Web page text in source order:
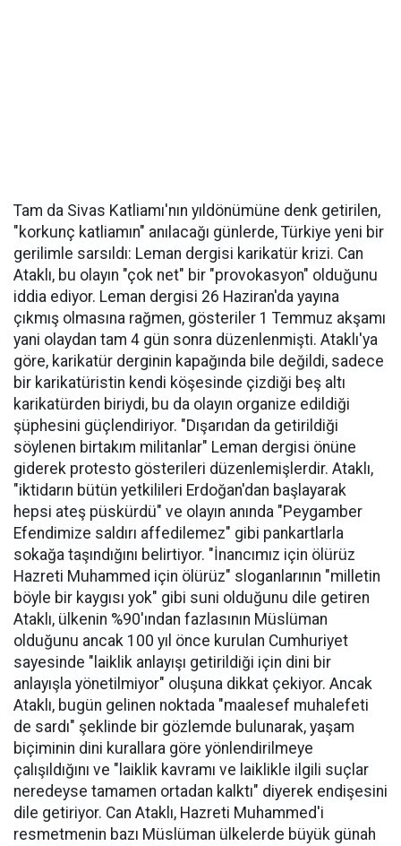
Tam da Sivas Katliamı'nın yıldönümüne denk getirilen,
"korkunç katliamın" anılacağı günlerde, Türkiye yeni bir
gerilimle sarsıldı: Leman dergisi karikatür krizi. Can
Ataklı, bu olayın "çok net" bir "provokasyon" olduğunu
iddia ediyor. Leman dergisi 26 Haziran'da yayına
çıkmış olmasına rağmen, gösteriler 1 Temmuz akşamı
yani olaydan tam 4 gün sonra düzenlenmişti. Ataklı'ya
göre, karikatür derginin kapağında bile değildi, sadece
bir karikatüristin kendi köşesinde çizdiği beş altı
karikatürden biriydi, bu da olayın organize edildiği
şüphesini güçlendiriyor. "Dışarıdan da getirildiği
söylenen birtakım militanlar" Leman dergisi önüne
giderek protesto gösterileri düzenlemişlerdir. Ataklı,
"iktidarın bütün yetkilileri Erdoğan'dan başlayarak
hepsi ateş püskürdü" ve olayın anında "Peygamber
Efendimize saldırı affedilemez" gibi pankartlarla
sokağa taşındığını belirtiyor. "İnancımız için ölürüz
Hazreti Muhammed için ölürüz" sloganlarının "milletin
böyle bir kaygısı yok" gibi suni olduğunu dile getiren
Ataklı, ülkenin %90'ından fazlasının Müslüman
olduğunu ancak 100 yıl önce kurulan Cumhuriyet
sayesinde "laiklik anlayışı getirildiği için dini bir
anlayışla yönetilmiyor" oluşuna dikkat çekiyor. Ancak
Ataklı, bugün gelinen noktada "maalesef muhalefeti
de sardı" şeklinde bir gözlemde bulunarak, yaşam
biçiminin dini kurallara göre yönlendirilmeye
çalışıldığını ve "laiklik kavramı ve laiklikle ilgili suçlar
neredeyse tamamen ortadan kalktı" diyerek endişesini
dile getiriyor. Can Ataklı, Hazreti Muhammed'i
resmetmenin bazı Müslüman ülkelerde büyük günah